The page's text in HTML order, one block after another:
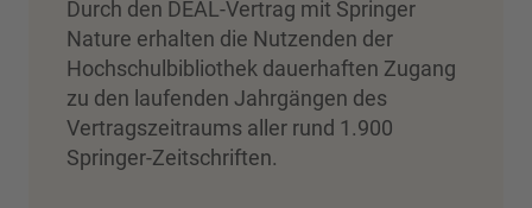
Durch den DEAL-Vertrag mit Springer
Nature erhalten die Nutzenden der
Hochschulbibliothek dauerhaften Zugang
zu den laufenden Jahrgängen des
Vertragszeitraums aller rund 1.900
Springer-Zeitschriften.